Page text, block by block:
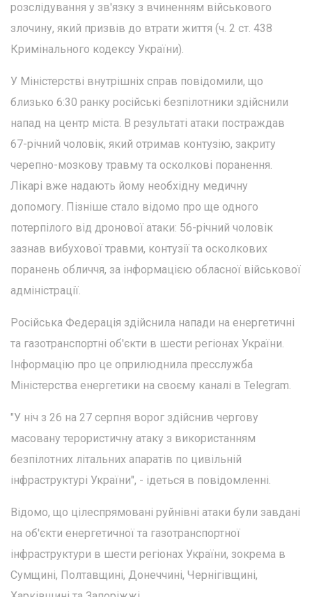
розслідування у зв'язку з вчиненням військового
злочину, який призвів до втрати життя (ч. 2 ст. 438
Кримінального кодексу України).
У Міністерстві внутрішніх справ повідомили, що
близько 6:30 ранку російські безпілотники здійснили
напад на центр міста. В результаті атаки постраждав
67-річний чоловік, який отримав контузію, закриту
черепно-мозкову травму та осколкові поранення.
Лікарі вже надають йому необхідну медичну
допомогу. Пізніше стало відомо про ще одного
потерпілого від дронової атаки: 56-річний чоловік
зазнав вибухової травми, контузії та осколкових
поранень обличчя, за інформацією обласної військової
адміністрації.
Російська Федерація здійснила напади на енергетичні
та газотранспортні об'єкти в шести регіонах України.
Інформацію про це оприлюднила пресслужба
Міністерства енергетики на своєму каналі в Telegram.
"У ніч з 26 на 27 серпня ворог здійснив чергову
масовану терористичну атаку з використанням
безпілотних літальних апаратів по цивільній
інфраструктурі України", - ідеться в повідомленні.
Відомо, що цілеспрямовані руйнівні атаки були завдані
на об'єкти енергетичної та газотранспортної
інфраструктури в шести регіонах України, зокрема в
Сумщині, Полтавщині, Донеччині, Чернігівщині,